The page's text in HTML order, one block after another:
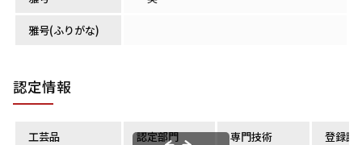
雅号(ふりがな)
認定情報
工芸品 認定部門 専門技術 登録認